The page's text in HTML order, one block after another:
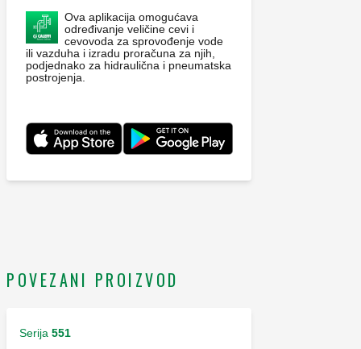
Ova aplikacija omogućava
određivanje veličine cevi i
cevovoda za sprovođenje vode
ili vazduha i izradu proračuna za njih,
podjednako za hidraulična i pneumatska
postrojenja.
POVEZANI PROIZVOD
Serija 551